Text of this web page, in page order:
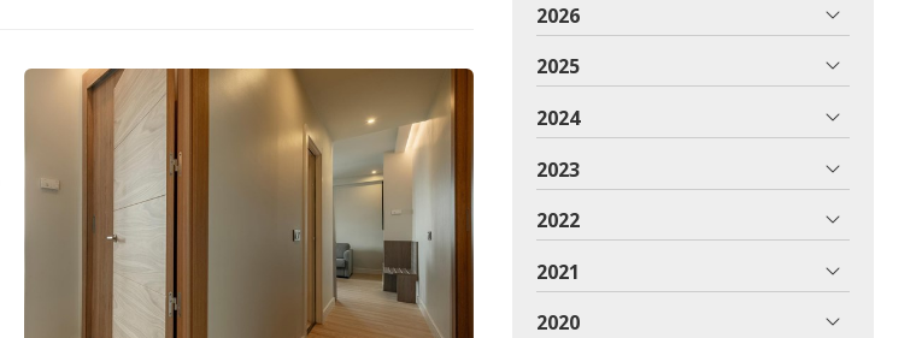
2026
2025
2024
2023
2022
2021
2020